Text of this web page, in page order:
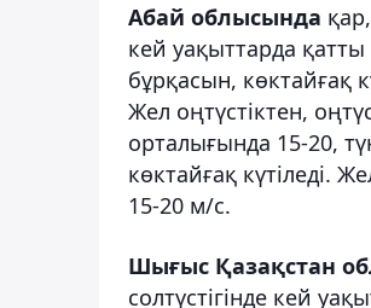
Абай облысында
кей уақыттарда қатты
бұрқасын, көктайғақ
Жел оңтүстіктен,
орталығында 15-20,
көктайғақ күтіледі.
15-20 м/с.
Шығыс Қазақстан
солтүстігінде кей